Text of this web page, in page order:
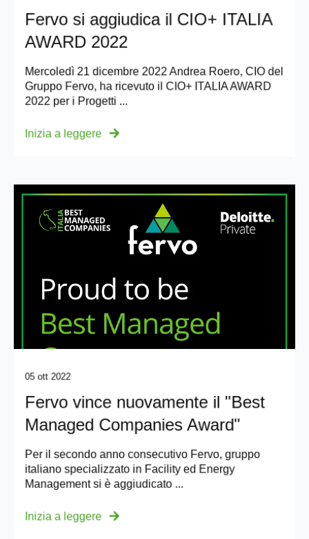
Fervo si aggiudica il CIO+ ITALIA
AWARD 2022
Mercoledì 21 dicembre 2022 Andrea Roero, CIO del
Gruppo Fervo, ha ricevuto il CIO+ ITALIA AWARD
2022 per i Progetti ...
Inizia a leggere
05 ott 2022
Fervo vince nuovamente il "Best
Managed Companies Award"
Per il secondo anno consecutivo Fervo, gruppo
italiano specializzato in Facility ed Energy
Management si è aggiudicato ...
Inizia a leggere